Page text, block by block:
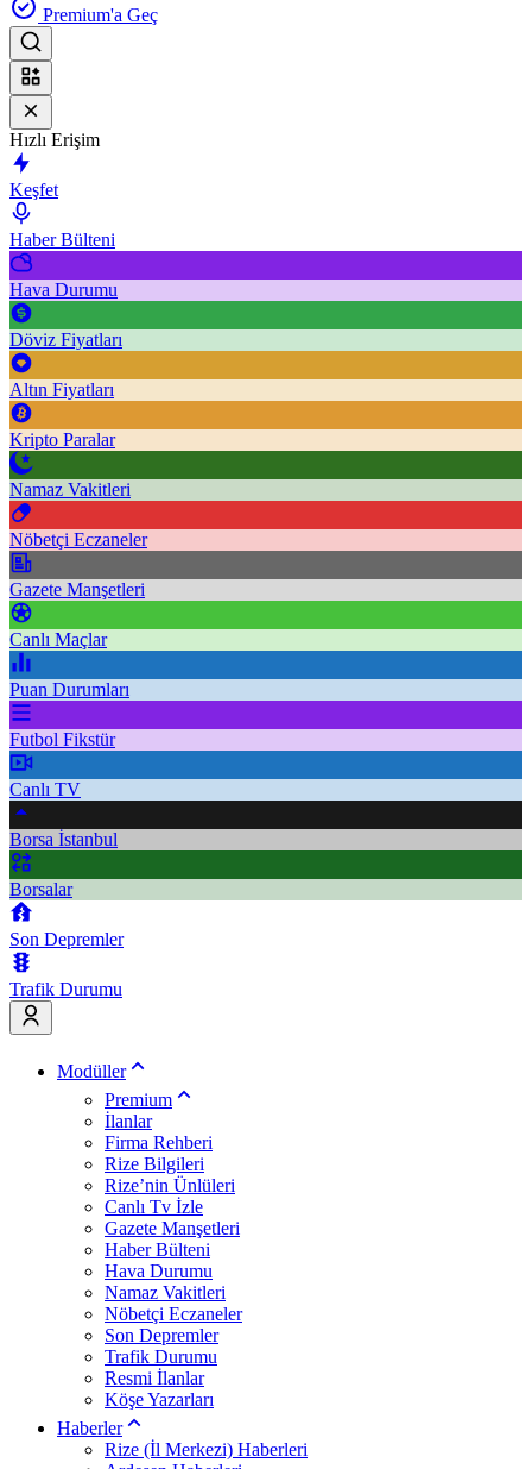
Premium'a Geç
Hızlı Erişim
Keşfet
Haber Bülteni
Hava Durumu
Döviz Fiyatları
Altın Fiyatları
Kripto Paralar
Namaz Vakitleri
Nöbetçi Eczaneler
Gazete Manşetleri
Canlı Maçlar
Puan Durumları
Futbol Fikstür
Canlı TV
Borsa İstanbul
Borsalar
Son Depremler
Trafik Durumu
Modüller
Premium
İlanlar
Firma Rehberi
Rize Bilgileri
Rize’nin Ünlüleri
Canlı Tv İzle
Gazete Manşetleri
Haber Bülteni
Hava Durumu
Namaz Vakitleri
Nöbetçi Eczaneler
Son Depremler
Trafik Durumu
Resmi İlanlar
Köşe Yazarları
Haberler
Rize (İl Merkezi) Haberleri